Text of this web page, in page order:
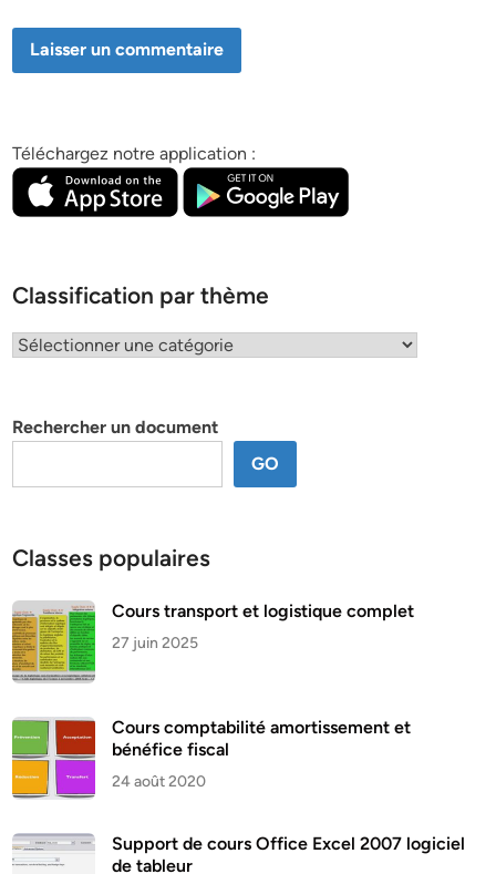
Téléchargez notre application :
Classification par thème
Classification
Rechercher un document
GO
Classes populaires
Cours transport et logistique complet
27 juin 2025
Cours comptabilité amortissement et
bénéfice fiscal
24 août 2020
Support de cours Office Excel 2007 logiciel
de tableur